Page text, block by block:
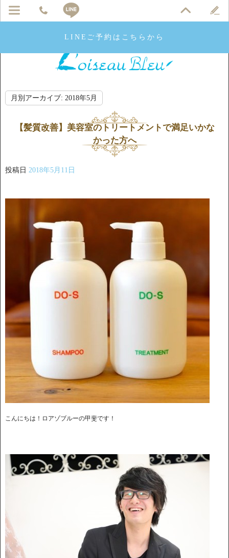
LINEご予約はこちらから
月別アーカイブ: 2018年5月
【髪質改善】美容室のトリートメントで満足いかな
かった方へ
投稿日 2018年5月11日
こんにちは！ロアゾブルーの甲斐です！